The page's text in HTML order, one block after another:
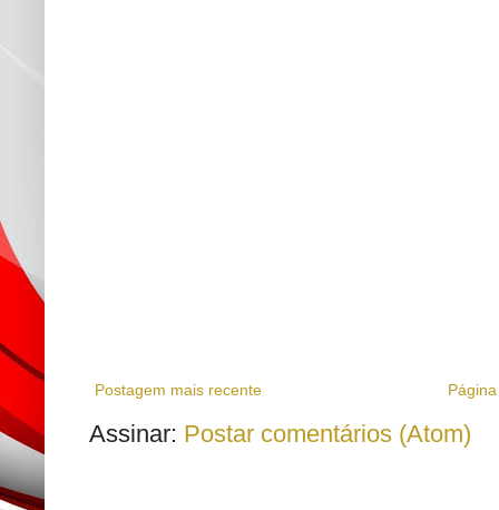
Postagem mais recente
Assinar: Postar comentários (Atom)